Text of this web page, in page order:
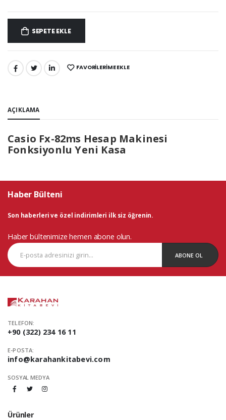
SEPETE EKLE
PAYLAŞ: FAVORILERIME EKLE
AÇIKLAMA
Casio Fx-82ms Hesap Makinesi
Fonksiyonlu Yeni Kasa
Haber Bülteni
Son haberleri ve özel indirimleri ilk siz öğrenin.
Haber bültenimize hemen abone olun.
ABONE OL
TELEFON:
+90 (322) 234 16 11
E-POSTA:
info@karahankitabevi.com
SOSYAL MEDYA
Ürünler